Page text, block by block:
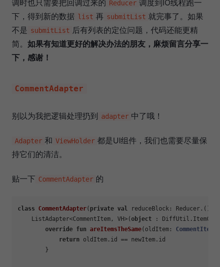
调时也只需要把回调过来的 Reducer 调度到IO线程跑一
下，得到新的数据 list 再 submitList 就完事了。如果
不是 submitList 后有列表的定位问题，代码还能更精
简。 如果有知道更好的解决办法的朋友，麻烦留言分享一
下，感谢！
CommentAdapter
别以为我把逻辑处理扔到 adapter 中了哦！
Adapter 和 ViewHolder 都是UI组件，我们也需要尽量保
持它们的清洁。
贴一下 CommentAdapter 的
class CommentAdapter( private val reduceBlock: Reducer.()
    ListAdapter<CommentItem, VH>(
object :
override fun areItemsTheSame(oldItem: CommentItem
return oldItem.id == newItem.id
        }